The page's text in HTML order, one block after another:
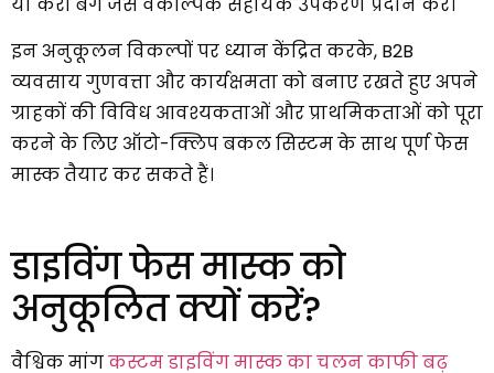
इन अनुकूलन विकल्पों पर ध्यान केंद्रित करके, B2B
व्यवसाय गुणवत्ता और कार्यक्षमता को बनाए रखते हुए अपने
ग्राहकों की विविध आवश्यकताओं और प्राथमिकताओं को पूरा
करने के लिए ऑटो-क्लिप बकल सिस्टम के साथ पूर्ण फेस
मास्क तैयार कर सकते हैं।
डाइविंग फेस मास्क को
अनुकूलित क्यों करें?
वैश्विक मांगकस्टम डाइविंग मास्क का चलन काफी बढ़